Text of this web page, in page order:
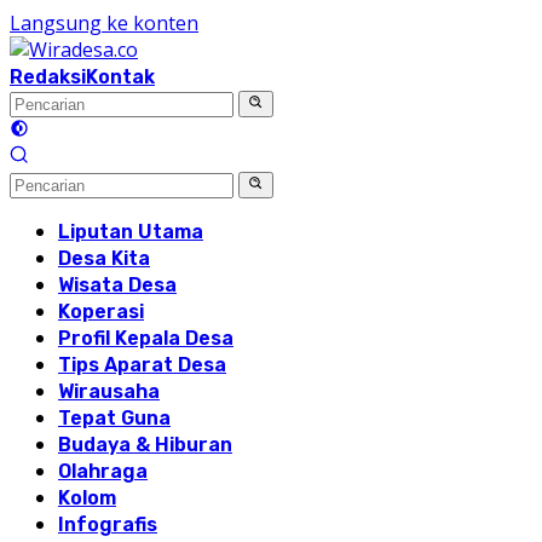
Langsung ke konten
RedaksiKontak
Liputan Utama
Desa Kita
Wisata Desa
Koperasi
Profil Kepala Desa
Tips Aparat Desa
Wirausaha
Tepat Guna
Budaya & Hiburan
Olahraga
Kolom
Infografis